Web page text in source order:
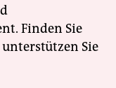
Finden Sie
Sie